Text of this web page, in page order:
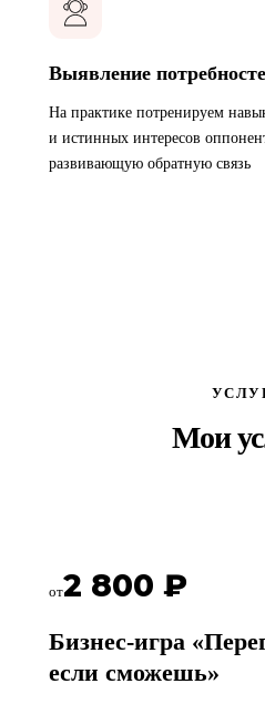
Выявление
На практике потренируем
и истинных интересов
развивающую обратную связь
Мои
от2 800 ₽
Бизнес-игра
если сможешь»